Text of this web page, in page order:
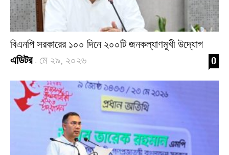
বিএনপি সরকারের ১০০ দিনে ২০০টি জনকল্যাণমুখী উদ্যোগ
এডিটর - মে ২৯, ২০২৬ 0